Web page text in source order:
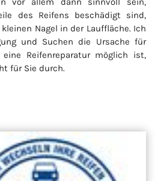
des Reifens beschädigt sind,
Nagel in der Lauffläche. Ich
und Suchen die Ursache für
Reifenreparatur möglich ist,
für Sie durch.